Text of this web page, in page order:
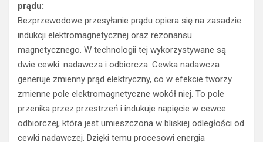
prądu:
Bezprzewodowe przesyłanie prądu opiera się na zasadzie
indukcji elektromagnetycznej oraz rezonansu
magnetycznego. W technologii tej wykorzystywane są
dwie cewki: nadawcza i odbiorcza. Cewka nadawcza
generuje zmienny prąd elektryczny, co w efekcie tworzy
zmienne pole elektromagnetyczne wokół niej. To pole
przenika przez przestrzeń i indukuje napięcie w cewce
odbiorczej, która jest umieszczona w bliskiej odległości od
cewki nadawczej. Dzięki temu procesowi energia